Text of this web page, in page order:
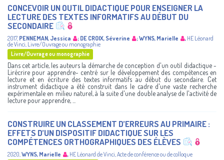
CONCEVOIR UN OUTIL DIDACTIQUE POUR ENSEIGNER LA
LECTURE DES TEXTES INFORMATIFS AU DÉBUT DU
SECONDAIRE
2017, PENNEMAN, Jessica ; DE CROIX, Séverine ;WYNS, Marielle , HE Léonard
de Vinci Livre/Ouvrage ou monographie
Livre/Ouvrage ou monographie
Dans cet article, les auteurs la démarche de conception d'un outil didactique -
Lirécrire pour apprendre- centré sur le développement des compétences en
lecture et en écriture des textes informatifs au début du secondaire. Cet
instrument didactique a été construit dans le cadre d'une vaste recherche
expérimentale en milieu naturel, à la suite d'une double analyse de l'activité de
lecture pour apprendre, ...
CONSTRUIRE UN CLASSEMENT D’ERREURS AU PRIMAIRE :
EFFETS D’UN DISPOSITIF DIDACTIQUE SUR LES
COMPÉTENCES ORTHOGRAPHIQUES DES ÉLÈVES
2020 WYNS, Marielle , HE Léonard de Vinci Acte de conférence ou de colloque